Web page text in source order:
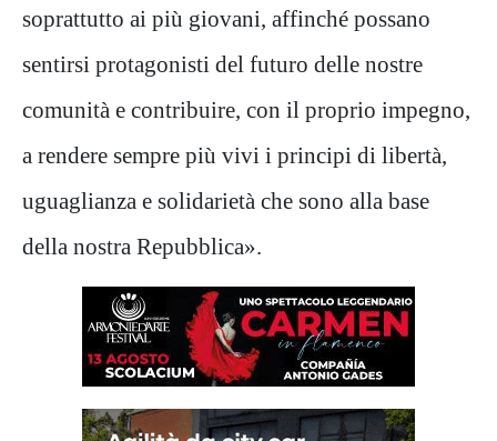
soprattutto ai più giovani, affinché possano
sentirsi protagonisti del futuro delle nostre
comunità e contribuire, con il proprio impegno,
a rendere sempre più vivi i principi di libertà,
uguaglianza e solidarietà che sono alla base
della nostra Repubblica».